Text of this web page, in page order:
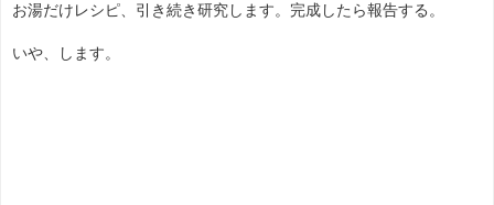
お湯だけレシピ、引き続き研究します。完成したら報告する。
いや、します。